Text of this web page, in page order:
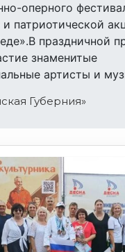
оперного
патриотической
праздничной
знаменитые
артисты и
Губерния»